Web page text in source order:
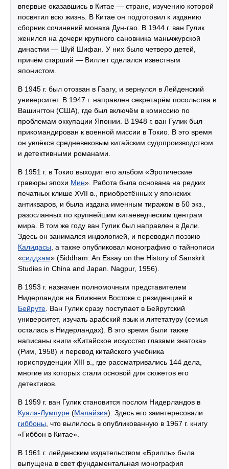
впервые оказавшись в Китае — стране, изучению которой
посвятил всю жизнь. В Китае он подготовил к изданию
сборник сочинений монаха Дун-гао. В 1944 г. ван Гулик
женился на дочери крупного сановника маньчжурской
династии — Шуй Шифан. У них было четверо детей,
причём старший — Виллет сделался известным
японистом.
В 1945 г. был отозван в Гаагу, и вернулся в Лейденский
университет. В 1947 г. направлен секретарём посольства в
Вашингтон (США), где был включём в комиссию по
проблемам оккупации Японии. В 1948 г. ван Гулик был
прикомандирован к военной миссии в Токио. В это время
он увлёкся средневековым китайским судопроизводством
и детективными романами.
В 1951 г. в Токио выходит его альбом «Эротические
гравюры эпохи Мин». Работа была основана на редких
печатных клише XVII в., приобретённых у японских
антикваров, и была издана именным тиражом в 50 экз.,
разосланных по крупнейшим китаеведческим центрам
мира. В том же году ван Гулик был направлен в Дели.
Здесь он занимался индологией, и переводил поэзию
Калидасы , а также опубликовал монографию о тайнописи
«сиддхам» (Siddham: An Essay on the History of Sanskrit
Studies in China and Japan. Nagpur, 1956).
В 1953 г. назначен полномочным представителем
Нидерландов на Ближнем Востоке с резиденцией в
Бейруте . Ван Гулик сразу поступает в Бейрутский
университет, изучать арабский язык и литетатуру (семья
осталась в Нидерландах). В это время были также
написаны книги «Китайское искусство глазами знатока»
(Рим, 1958) и перевод китайского учебника
юриспруденции XIII в., где рассматривались 144 дела,
многие из которых стали основой для сюжетов его
детективов.
В 1959 г. ван Гулик становится послом Нидерландов в
Куала-Лумпуре (Малайзия). Здесь его заинтересовали
гиббоны , что вылилось в опубликованную в 1967 г. книгу
«Гиббон в Китае».
В 1961 г. лейденским издательством «Брилль» была
выпущена в свет фундаментальная монография